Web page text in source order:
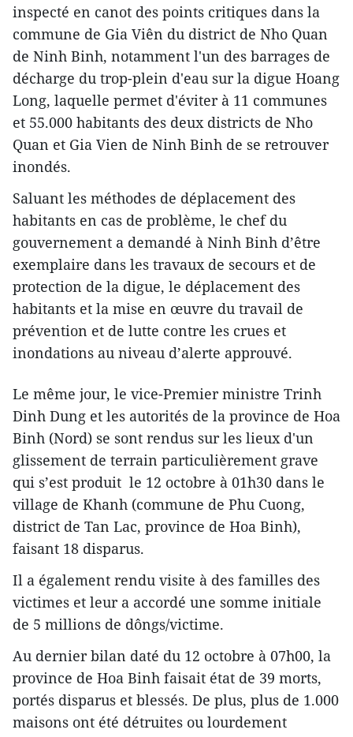
inspecté en canot des points critiques dans la
commune de Gia Viên du district de Nho Quan
de Ninh Binh, notamment l'un des barrages de
décharge du trop-plein d'eau sur la digue Hoang
Long, laquelle permet d'éviter à 11 communes
et 55.000 habitants des deux districts de Nho
Quan et Gia Vien de Ninh Binh de se retrouver
inondés.
Saluant les méthodes de déplacement des
habitants en cas de problème, le chef du
gouvernement a demandé à Ninh Binh d’être
exemplaire dans les travaux de secours et de
protection de la digue, le déplacement des
habitants et la mise en œuvre du travail de
prévention et de lutte contre les crues et
inondations au niveau d’alerte approuvé.
Le même jour, le vice-Premier ministre Trinh
Dinh Dung et les autorités de la province de Hoa
Binh (Nord) se sont rendus sur les lieux d'un
glissement de terrain particulièrement grave
qui s’est produit le 12 octobre à 01h30 dans le
village de Khanh (commune de Phu Cuong,
district de Tan Lac, province de Hoa Binh),
faisant 18 disparus.
Il a également ​rendu visite à des familles des
victimes et leur a accordé une somme initiale
de 5 millions de dôngs/victime.
Au dernier bilan daté du 12 octobre à 07h00, la
province de Hoa Binh faisait état de 39 morts,
portés disparus et blessés. De plus, plus de 1.000
maisons ont été détruites ou ​lourdement